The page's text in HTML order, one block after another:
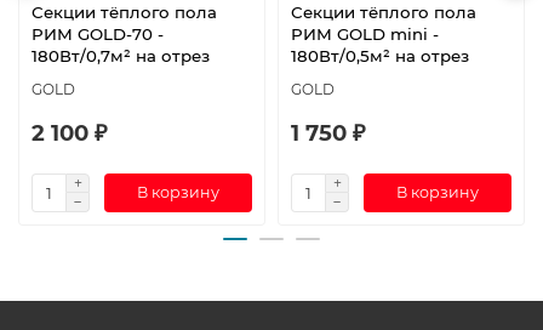
Секции тёплого пола
РИМ GOLD-70 -
180Вт/0,7м² на отрез
GOLD
2 100 ₽
В корзину
Секции тёплого пола
РИМ GOLD mini -
180Вт/0,5м² на отрез
GOLD
1 750 ₽
В корзину